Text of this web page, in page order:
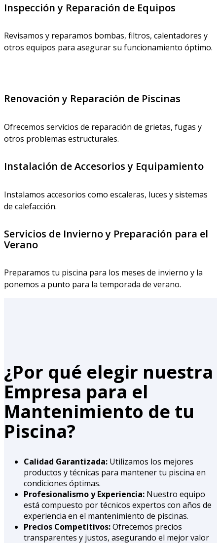
Inspección y Reparación de Equipos
Revisamos y reparamos bombas, filtros, calentadores y
otros equipos para asegurar su funcionamiento óptimo.
Renovación y Reparación de Piscinas
Ofrecemos servicios de reparación de grietas, fugas y
otros problemas estructurales.
Instalación de Accesorios y Equipamiento
Instalamos accesorios como escaleras, luces y sistemas
de calefacción.
Servicios de Invierno y Preparación para el
Verano
Preparamos tu piscina para los meses de invierno y la
ponemos a punto para la temporada de verano.
¿Por qué elegir nuestra
Empresa para el
Mantenimiento de tu
Piscina?
Calidad Garantizada: Utilizamos los mejores
productos y técnicas para mantener tu piscina en
condiciones óptimas.
Profesionalismo y Experiencia: Nuestro equipo
está compuesto por técnicos expertos con años de
experiencia en el mantenimiento de piscinas.
Precios Competitivos:Ofrecemos precios
transparentes y justos, asegurando el mejor valor